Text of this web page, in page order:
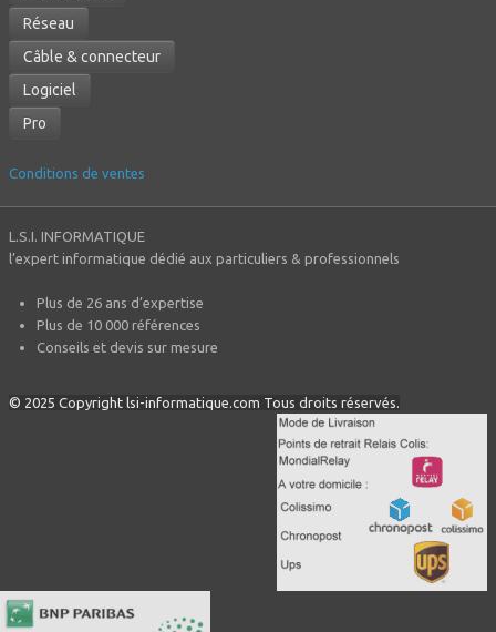
Réseau
Câble & connecteur
Logiciel
Pro
Conditions de ventes
L.S.I. INFORMATIQUE
l’expert informatique dédié aux particuliers & professionnels
Plus de 26 ans d’expertise
Plus de 10 000 références
Conseils et devis sur mesure
© 2025 Copyright lsi-informatique.com Tous droits réservés.